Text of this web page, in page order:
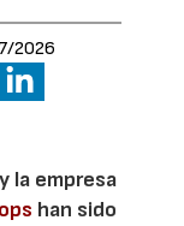
2026
y la empresa
han sido